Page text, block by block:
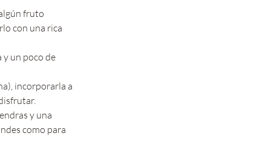
fruto
con una rica
y un poco de
incorporarla a
y una
como para